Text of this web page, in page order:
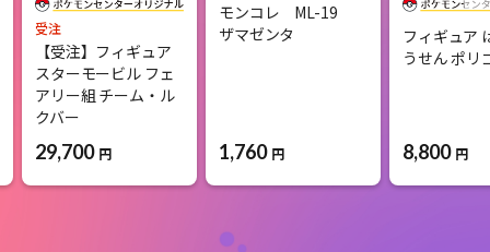
受注
【受注】フィギュア
スターモービル フェ
アリー組 チーム・ル
クバー
29,700 円
モンコレ ML-19
ザマゼンタ
1,760 円
フィギュア
うせん ポリ
8,800 円